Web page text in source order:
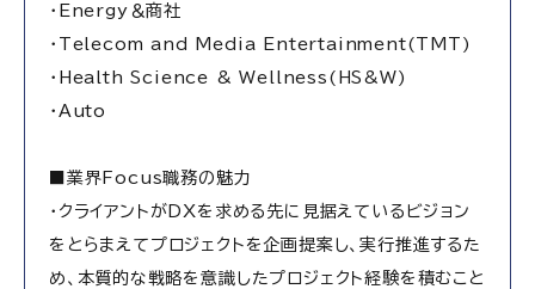
・Energy＆商社
・Telecom and Media Entertainment(TMT)
・Health Science & Wellness(HS&W)
・Auto
■業界Focus職務の魅力
・クライアントがDXを求める先に見据えているビジョン
をとらまえてプロジェクトを企画提案し、実行推進するた
め、本質的な戦略を意識したプロジェクト経験を積むこと